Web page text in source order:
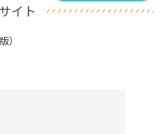
イト
）